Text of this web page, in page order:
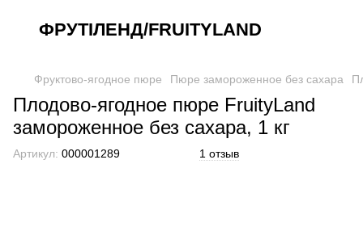
ФРУТІЛЕНД/FRUITYLAND
Фруктово-ягодное пюре Пюре замороженное без сахара
Плодово-ягодное пюре FruityLand
замороженное без сахара, 1 кг
Артикул: 000001289 1 отзыв